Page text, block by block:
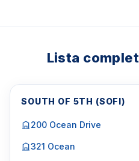
Lista
SOUTH OF 5TH (SOFI)
200 Ocean Drive
321 Ocean